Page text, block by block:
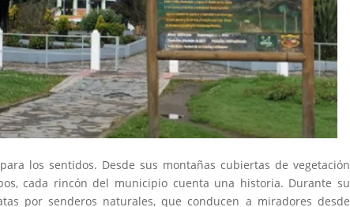
los sentidos. Desde sus montañas cubiertas de vegetación
cada rincón del municipio cuenta una historia. Durante su
por senderos naturales, que conducen a miradores desde